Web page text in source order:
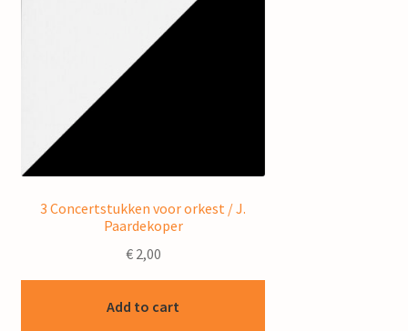
3 Concertstukken voor orkest / J.
Paardekoper
€2,00
Add to cart